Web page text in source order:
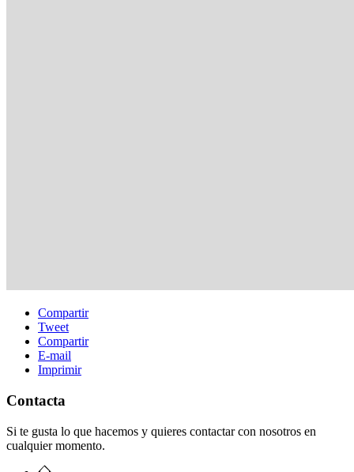
Compartir
Tweet
Compartir
E-mail
Imprimir
Contacta
Si te gusta lo que hacemos y quieres contactar con nosotros en
cualquier momento.